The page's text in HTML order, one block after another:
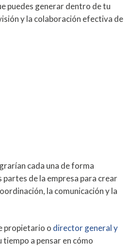
puedes generar dentro de tu
y la colaboración efectiva de
cada una de forma
de la empresa para crear
la comunicación y la
propietario o director general y
tiempo a pensar en cómo